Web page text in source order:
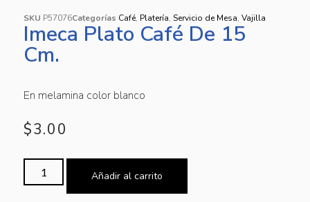
SKU P57076Categorías Café, Platería, Servicio de Mesa, Vajilla
Imeca Plato Café De 15
Cm.
En melamina color blanco
$3.00
Añadir al carrito